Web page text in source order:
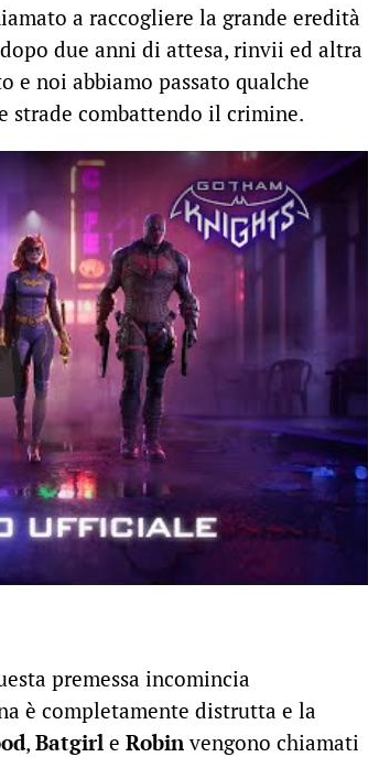
a raccogliere la grande eredità
due anni di attesa, rinvii ed altra
e noi abbiamo passato qualche
strade combattendo il crimine.
premessa incomincia
è completamente distrutta e la
, Batgirl e Robinvengono chiamati